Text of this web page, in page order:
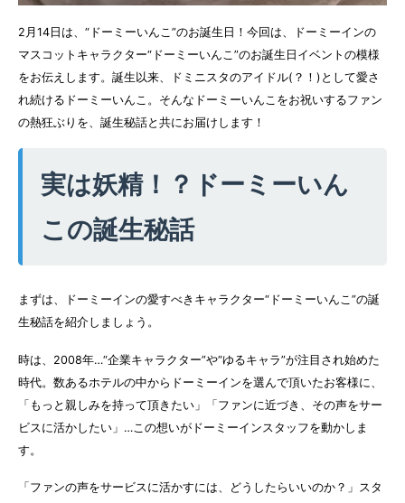
2月14日は、“ドーミーいんこ”のお誕生日！今回は、ドーミーインの
マスコットキャラクター“ドーミーいんこ”のお誕生日イベントの模様
をお伝えします。誕生以来、ドミニスタのアイドル(？！)として愛さ
れ続けるドーミーいんこ。そんなドーミーいんこをお祝いするファン
の熱狂ぶりを、誕生秘話と共にお届けします！
実は妖精！？ドーミーいん
この誕生秘話
まずは、ドーミーインの愛すべきキャラクター“ドーミーいんこ”の誕
生秘話を紹介しましょう。
時は、2008年…“企業キャラクター”や“ゆるキャラ”が注目され始めた
時代。数あるホテルの中からドーミーインを選んで頂いたお客様に、
「もっと親しみを持って頂きたい」「ファンに近づき、その声をサー
ビスに活かしたい」…この想いがドーミーインスタッフを動かしま
す。
「ファンの声をサービスに活かすには、どうしたらいいのか？」スタ